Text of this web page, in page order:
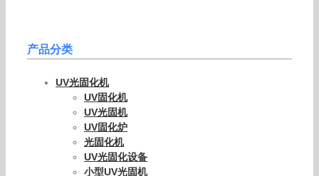
产品分类
UV光固化机
UV固化机
UV光固机
UV固化炉
光固化机
UV光固化设备
小型UV光固机